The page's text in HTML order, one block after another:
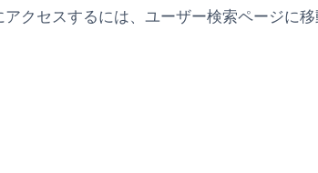
クセスするには、 ユーザー検索ページに